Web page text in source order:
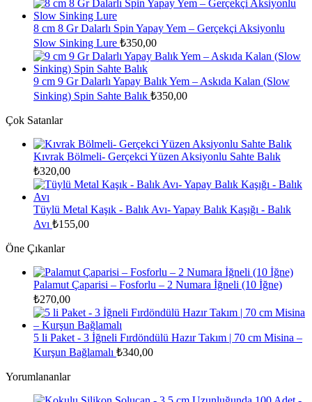
8 cm 8 Gr Dalarlı Spin Yapay Yem – Gerçekçi Aksiyonlu
Slow Sinking Lure ₺350,00
9 cm 9 Gr Dalarlı Yapay Balık Yem – Askıda Kalan (Slow
Sinking) Spin Sahte Balık ₺350,00
Çok Satanlar
Kıvrak Bölmeli- Gerçekci Yüzen Aksiyonlu Sahte Balık
₺320,00
Tüylü Metal Kaşık - Balık Avı- Yapay Balık Kaşığı - Balık
Avı ₺155,00
Öne Çıkanlar
Palamut Çaparisi – Fosforlu – 2 Numara İğneli (10 İğne)
₺270,00
5 li Paket - 3 İğneli Fırdöndülü Hazır Takım | 70 cm Misina –
Kurşun Bağlamalı ₺340,00
Yorumlananlar